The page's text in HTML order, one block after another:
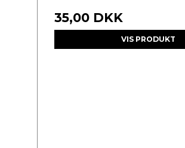
35,00 DKK
VIS PRODUKT